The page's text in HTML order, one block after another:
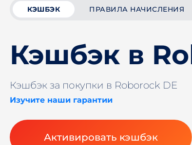
КЭШБЭК ПРАВИЛА НАЧИСЛЕНИЯ
Кэшбэк в
Кэшбэк за покупки в Roborock DE
Изучите наши гарантии
Активировать кэшбэк